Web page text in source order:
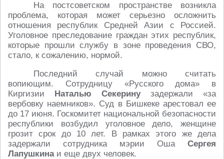
На постсоветском пространстве возникла
проблема, которая может серьезно осложнить
отношения республик Средней Азии с Россией.
Уголовное преследование граждан этих республик,
которые прошли службу в зоне проведения СВО,
стало, к сожалению, нормой.
Последний случай можно считать
вопиющим. Сотрудницу «Русского дома» в
Киргизии Наталью Секерину задержали «за
вербовку наемников». Суд в Бишкеке арестовал ее
до 17 июня. Госкомитет национальной безопасности
республики возбудил уголовное дело, женщине
грозит срок до 10 лет. В рамках этого же дела
задержали сотрудника мэрии Оша Сергея
Лапушкинаи еще двух человек.